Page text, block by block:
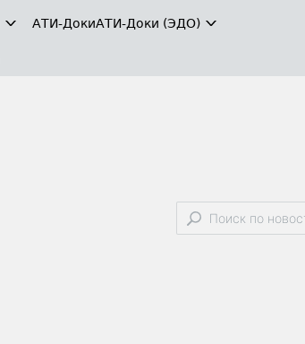
АТИ-ДокиАТИ-Доки (ЭДО)